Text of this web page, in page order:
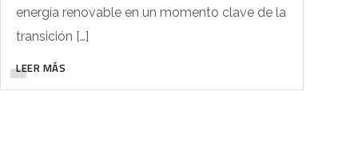
energía renovable en un momento clave de la
transición […]
LEER MÁS